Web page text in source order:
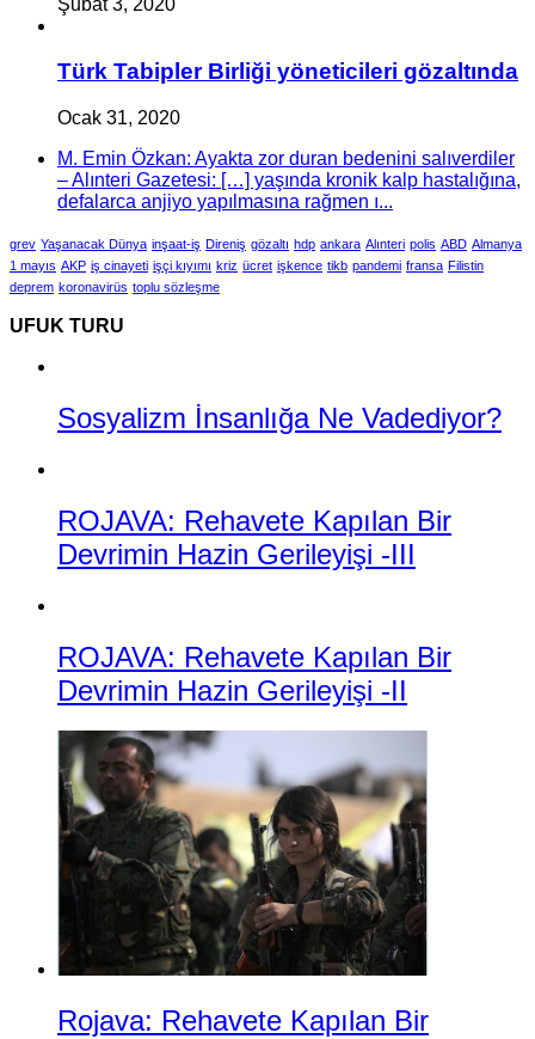
Türk Tabipler Birliği yöneticileri gözaltında
Ocak 31, 2020
M. Emin Özkan: Ayakta zor duran bedenini salıverdiler
– Alınteri Gazetesi: […] yaşında kronik kalp hastalığına,
defalarca anjiyo yapılmasına rağmen ı...
grev Yaşanacak Dünya inşaat-iş Direniş gözaltı hdp ankara Alınteri polis ABD Almanya
1 mayıs AKP iş cinayeti işçi kıyımı kriz ücret işkence tikb pandemi fransa Filistin
deprem koronavirüs toplu sözleşme
UFUK TURU
Sosyalizm İnsanlığa Ne Vadediyor?
ROJAVA: Rehavete Kapılan Bir
Devrimin Hazin Gerileyişi -III
ROJAVA: Rehavete Kapılan Bir
Devrimin Hazin Gerileyişi -II
Rojava: Rehavete Kapılan Bir